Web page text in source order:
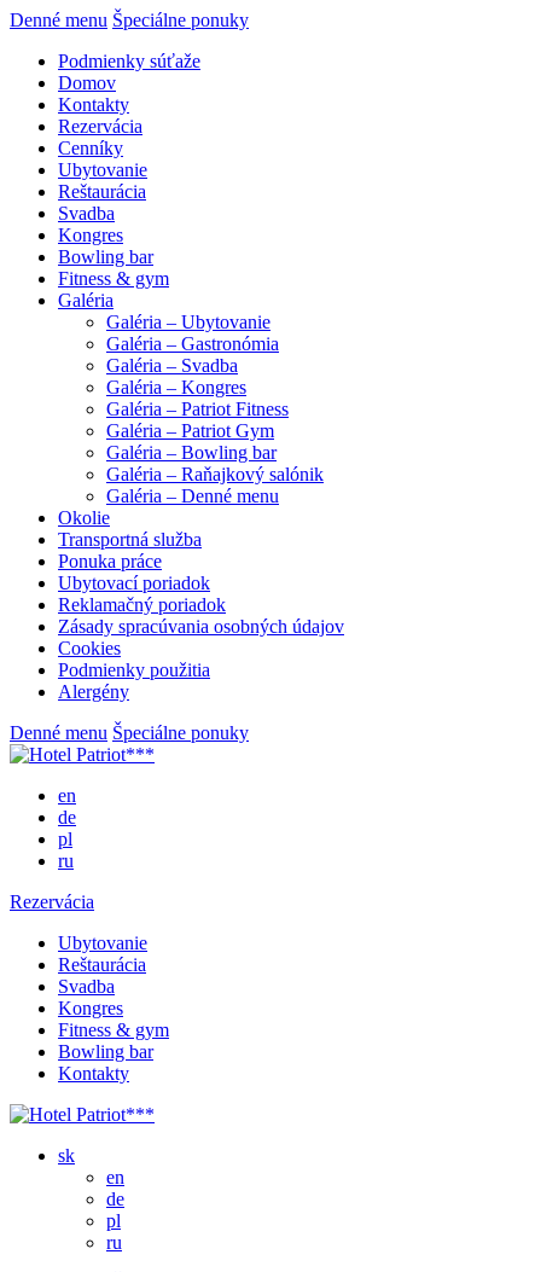
Denné menu Špeciálne ponuky
Podmienky súťaže
Domov
Kontakty
Rezervácia
Cenníky
Ubytovanie
Reštaurácia
Svadba
Kongres
Bowling bar
Fitness & gym
Galéria
Galéria – Ubytovanie
Galéria – Gastronómia
Galéria – Svadba
Galéria – Kongres
Galéria – Patriot Fitness
Galéria – Patriot Gym
Galéria – Bowling bar
Galéria – Raňajkový salónik
Galéria – Denné menu
Okolie
Transportná služba
Ponuka práce
Ubytovací poriadok
Reklamačný poriadok
Zásady spracúvania osobných údajov
Cookies
Podmienky použitia
Alergény
Denné menu Špeciálne ponuky
en
de
pl
ru
Rezervácia
Ubytovanie
Reštaurácia
Svadba
Kongres
Fitness & gym
Bowling bar
Kontakty
sk
en
de
pl
ru